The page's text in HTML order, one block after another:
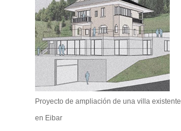
Proyecto de ampliación de una villa existente
en Eibar